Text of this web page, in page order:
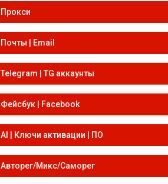
Прокси
Почты | Email
Telegram | TG аккаунты
Фейсбук | Facebook
AI | Ключи активации | ПО
Авторег/Микс/Саморег